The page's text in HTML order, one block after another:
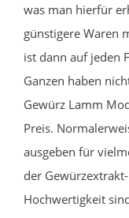
was man hierfür
günstigere Waren
ist dann auf jeden
Ganzen haben
Gewürz Lamm
Preis.
ausgeben für
der
Hochwertigkeit